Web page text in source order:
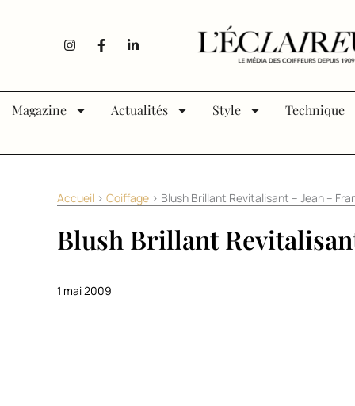
I
n
a
F
a
b
f
L
i
e
i
i
Magazine Actualités Style Technique
Accueil > Coiffage > Blush Brillant Revitalisant – Jean –
Blush Brillant
1 mai 2009